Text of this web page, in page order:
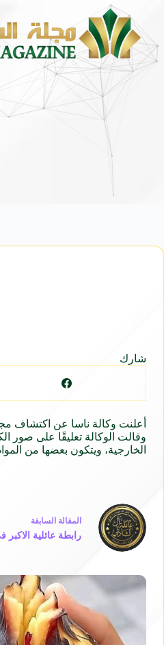
شارك
أعلنت وكالة ناسا عن اكتشاف
وقالت الوكالة تعليقًا على صور
الخارجية، ويتكون بعضها من
المقالة السابقة
رابطة عائلية